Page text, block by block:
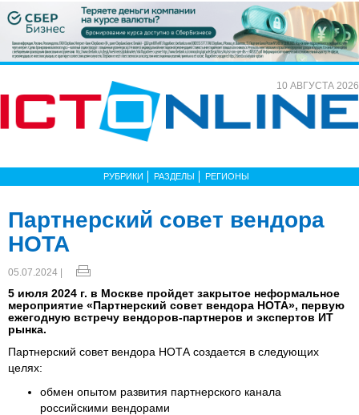
10 АВГУСТА 2026
РУБРИКИ РАЗДЕЛЫ РЕГИОНЫ
Партнерский совет вендора
НОТА
05.07.2024 |
5 июля 2024 г. в Москве пройдет закрытое неформальное
мероприятие «Партнерский совет вендора НОТА», первую
ежегодную встречу вендоров-партнеров и экспертов ИТ
рынка.
Партнерский совет вендора НОТА создается в следующих
целях:
обмен опытом развития партнерского канала
российскими вендорами